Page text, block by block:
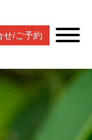
せ/ご予約